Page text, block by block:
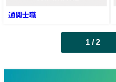
通関士職
1 / 2